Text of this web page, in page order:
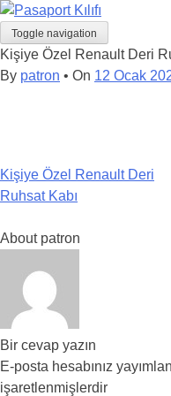
Skip
content
Toggle navigation
Kişiye Özel Renault Deri
By patron • On 12 Ocak
Post
navigation
Kişiye Özel Renault Deri
Ruhsat Kabı
About patron
Bir cevap yazın
E-posta hesabınız
işaretlenmişlerdir